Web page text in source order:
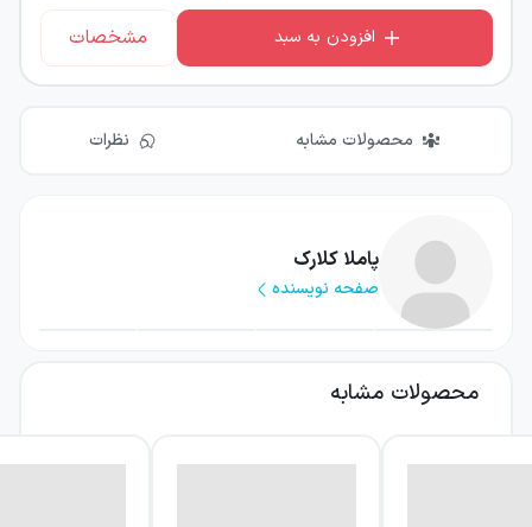
افزودن به سبد مشخصات
محصولات مشابه نظرات
پاملا کلارک
صفحه نویسنده
محصولات مشابه